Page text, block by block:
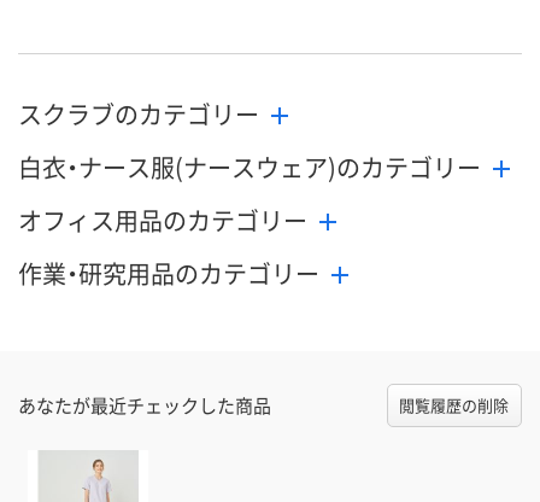
スクラブのカテゴリー
白衣・ナース服(ナースウェア)のカテゴリー
オフィス用品のカテゴリー
作業・研究用品のカテゴリー
あなたが最近チェックした商品 閲覧履歴の削除